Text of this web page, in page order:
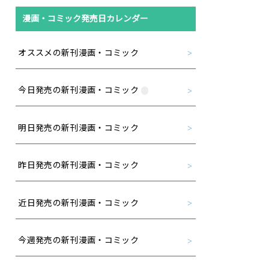
漫画・コミック発売日カレンダー
オススメの新刊漫画・コミック
今日発売の新刊漫画・コミック
明日発売の新刊漫画・コミック
昨日発売の新刊漫画・コミック
近日発売の新刊漫画・コミック
今週発売の新刊漫画・コミック